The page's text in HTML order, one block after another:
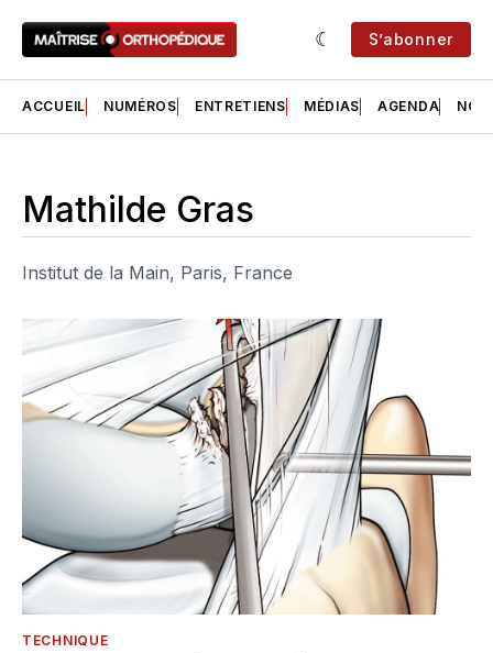
S’abonner
ACCUEIL NUMÉROS ENTRETIENS MÉDIAS AGENDA NOS
Mathilde Gras
Institut de la Main, Paris, France
TECHNIQUE